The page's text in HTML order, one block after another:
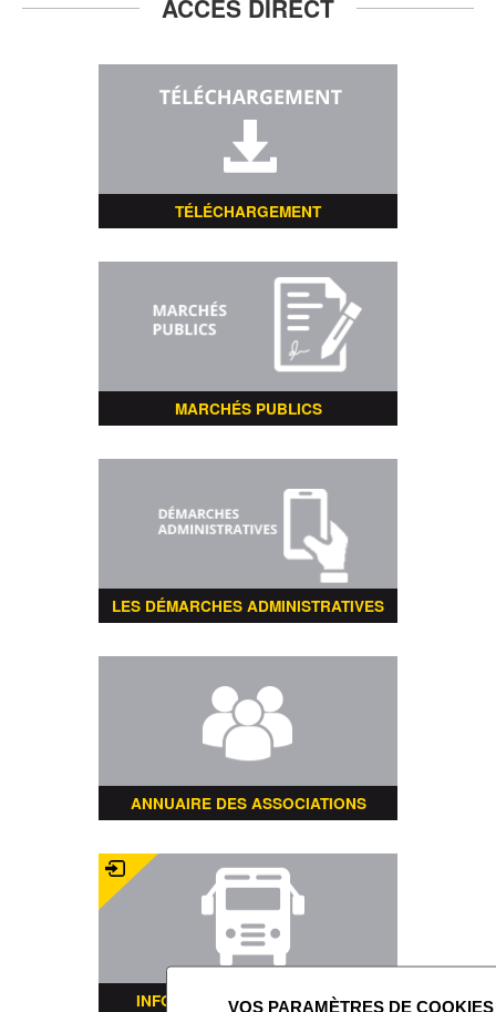
ACCÈS DIRECT
TÉLÉCHARGEMENT
MARCHÉS PUBLICS
LES DÉMARCHES ADMINISTRATIVES
ANNUAIRE DES ASSOCIATIONS
INFORMATIONS TRANSPORTS